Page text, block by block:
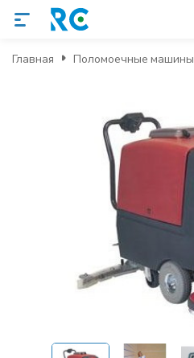
Главная Поломоечные машины